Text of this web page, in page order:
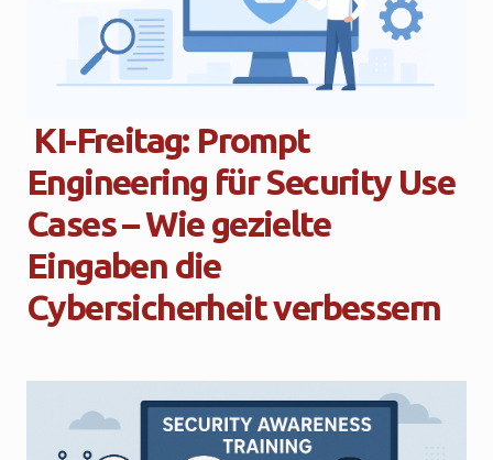
KI-Freitag: Prompt
Engineering für Security Use
Cases – Wie gezielte
Eingaben die
Cybersicherheit verbessern